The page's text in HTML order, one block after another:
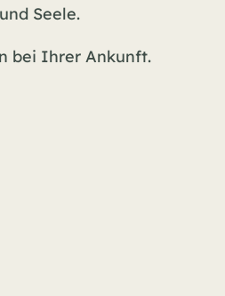
Seele.
bei Ihrer Ankunft.